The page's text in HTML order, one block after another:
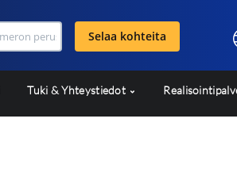
Selaa kohteita
Tuki & Yhteystiedot